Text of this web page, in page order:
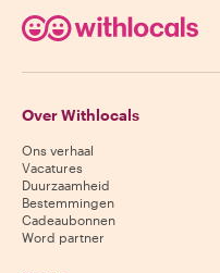
Over Withlocals
Ons verhaal
Vacatures
Duurzaamheid
Bestemmingen
Cadeaubonnen
Word partner